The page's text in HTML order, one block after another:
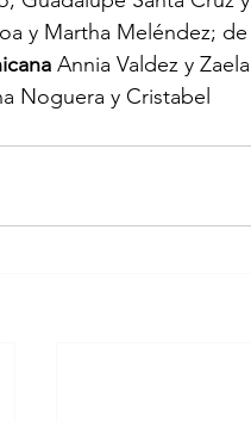
y Martha Meléndez; de
Annia Valdez y Zaela
Noguera y Cristabel